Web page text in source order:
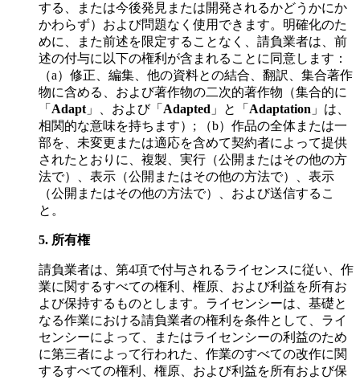
する、または今後発見または開発されるかどうかにか
かわらず）および問題なく使用できます。明確化のた
めに、また前述を限定することなく、請負業者は、前
述の付与に以下の権利が含まれることに同意します：
（a）修正、編集、他の資料との結合、翻訳、集合著作
物に含める、および著作物の二次的著作物（集合的に
「 Adapt 」、および「 Adapted 」と「 Adaptation 」は、
相関的な意味を持ちます）; （b）作品の全体または一
部を、未変更または適応を含めて契約者によって提供
されたとおりに、複製、実行（公開またはその他の方
法で）、表示（公開またはその他の方法で）、表示
（公開またはその他の方法で）、および送信するこ
と。
5. 所有権
請負業者は、第4項で付与されるライセンスに従い、作
業に関するすべての権利、権原、および利益を所有お
よび保持するものとします。ライセンシーは、基礎と
なる作業における請負業者の権利を条件として、ライ
センシーによって、またはライセンシーの利益のため
に第三者によって行われた、作業のすべての改作に関
するすべての権利、権原、および利益を所有および保